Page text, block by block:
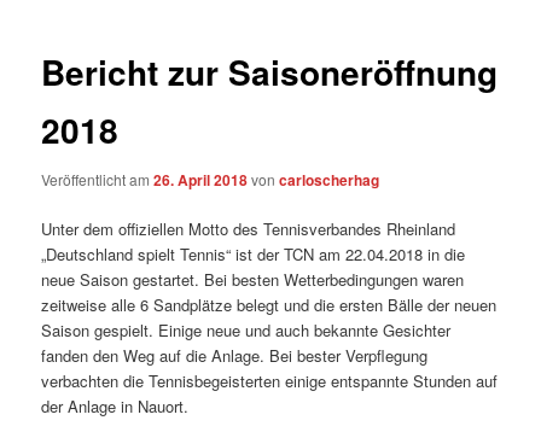
Bericht zur Saisoneröffnung
2018
Veröffentlicht am26. April 2018voncarloscherhag
Unter dem offiziellen Motto des Tennisverbandes Rheinland
„Deutschland spielt Tennis“ ist der TCN am 22.04.2018 in die
neue Saison gestartet. Bei besten Wetterbedingungen waren
zeitweise alle 6 Sandplätze belegt und die ersten Bälle der neuen
Saison gespielt. Einige neue und auch bekannte Gesichter
fanden den Weg auf die Anlage. Bei bester Verpflegung
verbachten die Tennisbegeisterten einige entspannte Stunden auf
der Anlage in Nauort.